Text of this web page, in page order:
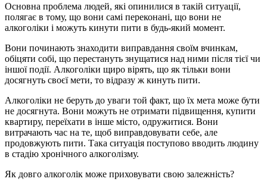
Основна проблема людей, які опинилися в такій ситуації,
полягає в тому, що вони самі переконані, що вони не
алкоголіки і можуть кинути пити в будь-який момент.
Вони починають знаходити виправдання своїм вчинкам,
обіцяти собі, що перестануть знущатися над ними після тієї чи
іншої події. Алкоголіки щиро вірять, що як тільки вони
досягнуть своєї мети, то відразу ж кинуть пити.
Алкоголіки не беруть до уваги той факт, що їх мета може бути
не досягнута. Вони можуть не отримати підвищення, купити
квартиру, переїхати в інше місто, одружитися. Вони
витрачають час на те, щоб виправдовувати себе, але
продовжують пити. Така ситуація поступово вводить людину
в стадію хронічного алкоголізму.
Як довго алкоголік може приховувати свою залежність?